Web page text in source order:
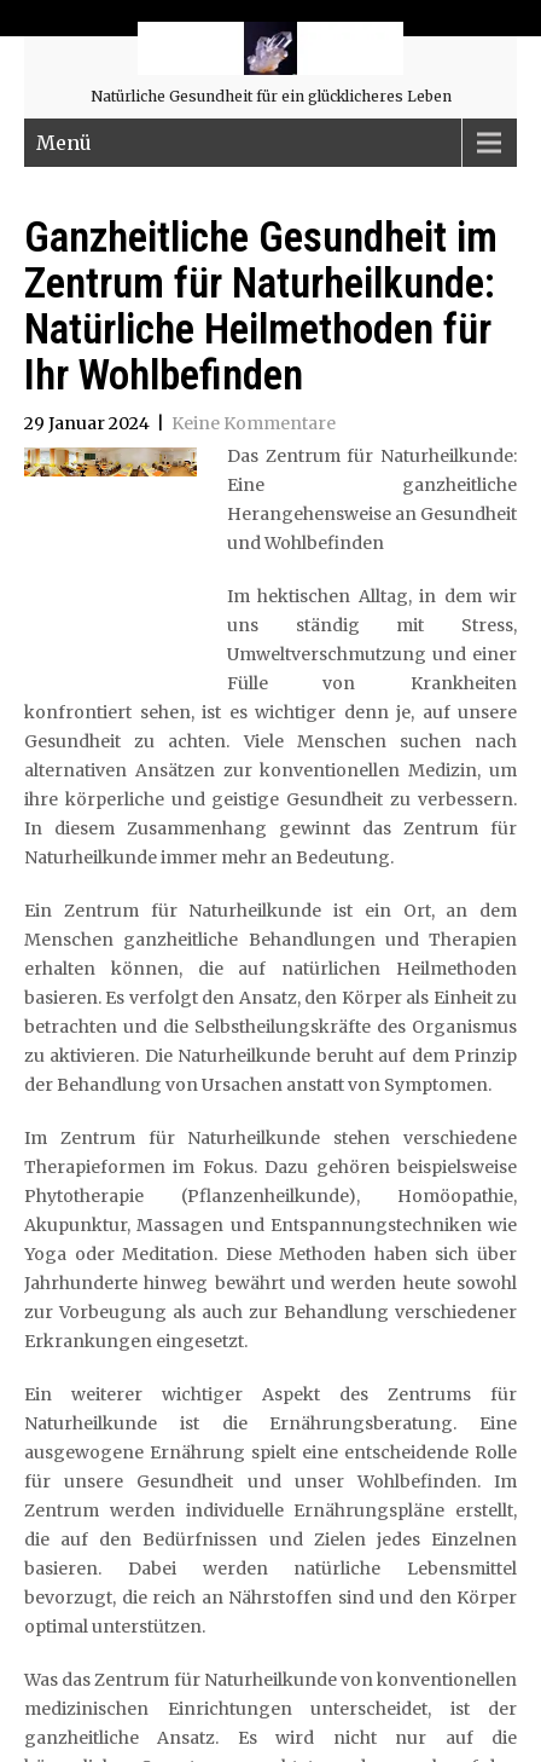
Natürliche Gesundheit für ein glücklicheres Leben
Menü
Ganzheitliche Gesundheit im
Zentrum für Naturheilkunde:
Natürliche Heilmethoden für
Ihr Wohlbefinden
29 Januar 2024
Keine Kommentare
Das Zentrum für Naturheilkunde:
Eine ganzheitliche
Herangehensweise an Gesundheit
und Wohlbefinden
Im hektischen Alltag, in dem wir
uns ständig mit Stress,
Umweltverschmutzung und einer
Fülle von Krankheiten
konfrontiert sehen, ist es wichtiger denn je, auf unsere
Gesundheit zu achten. Viele Menschen suchen nach
alternativen Ansätzen zur konventionellen Medizin, um
ihre körperliche und geistige Gesundheit zu verbessern.
In diesem Zusammenhang gewinnt das Zentrum für
Naturheilkunde immer mehr an Bedeutung.
Ein Zentrum für Naturheilkunde ist ein Ort, an dem
Menschen ganzheitliche Behandlungen und Therapien
erhalten können, die auf natürlichen Heilmethoden
basieren. Es verfolgt den Ansatz, den Körper als Einheit zu
betrachten und die Selbstheilungskräfte des Organismus
zu aktivieren. Die Naturheilkunde beruht auf dem Prinzip
der Behandlung von Ursachen anstatt von Symptomen.
Im Zentrum für Naturheilkunde stehen verschiedene
Therapieformen im Fokus. Dazu gehören beispielsweise
Phytotherapie (Pflanzenheilkunde), Homöopathie,
Akupunktur, Massagen und Entspannungstechniken wie
Yoga oder Meditation. Diese Methoden haben sich über
Jahrhunderte hinweg bewährt und werden heute sowohl
zur Vorbeugung als auch zur Behandlung verschiedener
Erkrankungen eingesetzt.
Ein weiterer wichtiger Aspekt des Zentrums für
Naturheilkunde ist die Ernährungsberatung. Eine
ausgewogene Ernährung spielt eine entscheidende Rolle
für unsere Gesundheit und unser Wohlbefinden. Im
Zentrum werden individuelle Ernährungspläne erstellt,
die auf den Bedürfnissen und Zielen jedes Einzelnen
basieren. Dabei werden natürliche Lebensmittel
bevorzugt, die reich an Nährstoffen sind und den Körper
optimal unterstützen.
Was das Zentrum für Naturheilkunde von konventionellen
medizinischen Einrichtungen unterscheidet, ist der
ganzheitliche Ansatz. Es wird nicht nur auf die